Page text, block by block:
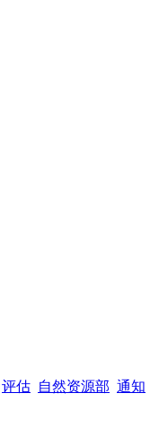
评估 自然资源部 通知